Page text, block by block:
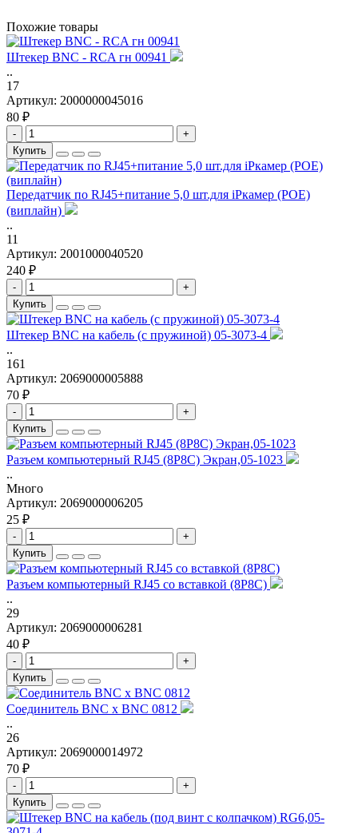
Похожие товары
Штекер BNC - RCA гн 00941
..
17
Артикул: 2000000045016
80 ₽
-
+
Купить
Передатчик по RJ45+питание 5,0 шт.для iPкамер (POE)
(виплайн)
..
11
Артикул: 2001000040520
240 ₽
-
+
Купить
Штекер BNC на кабель (с пружиной) 05-3073-4
..
161
Артикул: 2069000005888
70 ₽
-
+
Купить
Разъем компьютерный RJ45 (8P8C) Экран,05-1023
..
Много
Артикул: 2069000006205
25 ₽
-
+
Купить
Разъем компьютерный RJ45 со вставкой (8P8C)
..
29
Артикул: 2069000006281
40 ₽
-
+
Купить
Соединитель BNC x BNC 0812
..
26
Артикул: 2069000014972
70 ₽
-
+
Купить